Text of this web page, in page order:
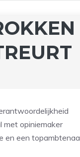
met opiniemaker
en een